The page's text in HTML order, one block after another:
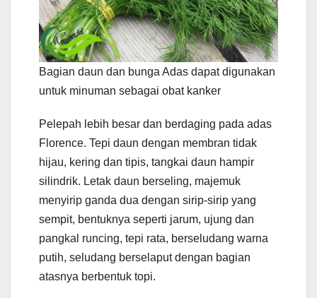
Bagian daun dan bunga Adas dapat digunakan
untuk minuman sebagai obat kanker
Pelepah lebih besar dan berdaging pada adas
Florence. Tepi daun dengan membran tidak
hijau, kering dan tipis, tangkai daun hampir
silindrik. Letak daun berseling, majemuk
menyirip ganda dua dengan sirip-sirip yang
sempit, bentuknya seperti jarum, ujung dan
pangkal runcing, tepi rata, berseludang warna
putih, seludang berselaput dengan bagian
atasnya berbentuk topi.